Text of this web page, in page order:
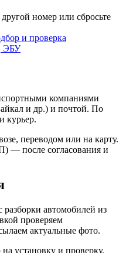
номер или сбросьте
компаниями
и др.) и почтой. По
курьер.
переводом или на карту.
— после согласования и
автомобилей из
проверяем
актуальные фото.
установку и проверку.